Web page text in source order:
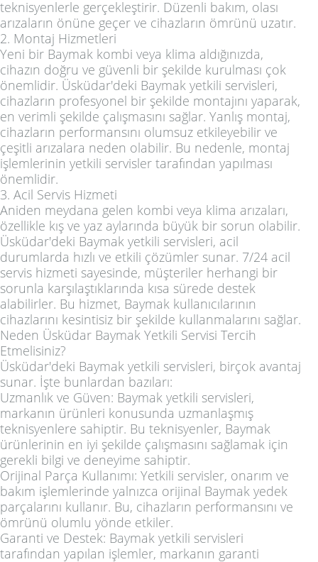
teknisyenlerle gerçekleştirir. Düzenli bakım, olası
arızaların önüne geçer ve cihazların ömrünü uzatır.
2. Montaj Hizmetleri
Yeni bir Baymak kombi veya klima aldığınızda,
cihazın doğru ve güvenli bir şekilde kurulması çok
önemlidir. Üsküdar'deki Baymak yetkili servisleri,
cihazların profesyonel bir şekilde montajını yaparak,
en verimli şekilde çalışmasını sağlar. Yanlış montaj,
cihazların performansını olumsuz etkileyebilir ve
çeşitli arızalara neden olabilir. Bu nedenle, montaj
işlemlerinin yetkili servisler tarafından yapılması
önemlidir.
3. Acil Servis Hizmeti
Aniden meydana gelen kombi veya klima arızaları,
özellikle kış ve yaz aylarında büyük bir sorun olabilir.
Üsküdar'deki Baymak yetkili servisleri, acil
durumlarda hızlı ve etkili çözümler sunar. 7/24 acil
servis hizmeti sayesinde, müşteriler herhangi bir
sorunla karşılaştıklarında kısa sürede destek
alabilirler. Bu hizmet, Baymak kullanıcılarının
cihazlarını kesintisiz bir şekilde kullanmalarını sağlar.
Neden Üsküdar Baymak Yetkili Servisi Tercih
Etmelisiniz?
Üsküdar'deki Baymak yetkili servisleri, birçok avantaj
sunar. İşte bunlardan bazıları:
Uzmanlık ve Güven: Baymak yetkili servisleri,
markanın ürünleri konusunda uzmanlaşmış
teknisyenlere sahiptir. Bu teknisyenler, Baymak
ürünlerinin en iyi şekilde çalışmasını sağlamak için
gerekli bilgi ve deneyime sahiptir.
Orijinal Parça Kullanımı: Yetkili servisler, onarım ve
bakım işlemlerinde yalnızca orijinal Baymak yedek
parçalarını kullanır. Bu, cihazların performansını ve
ömrünü olumlu yönde etkiler.
Garanti ve Destek: Baymak yetkili servisleri
tarafından yapılan işlemler, markanın garanti